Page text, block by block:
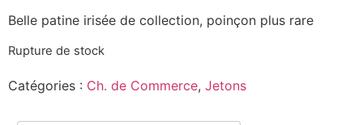
Belle patine irisée de collection, poinçon plus rare
Rupture de stock
Catégories : Ch. de Commerce, Jetons